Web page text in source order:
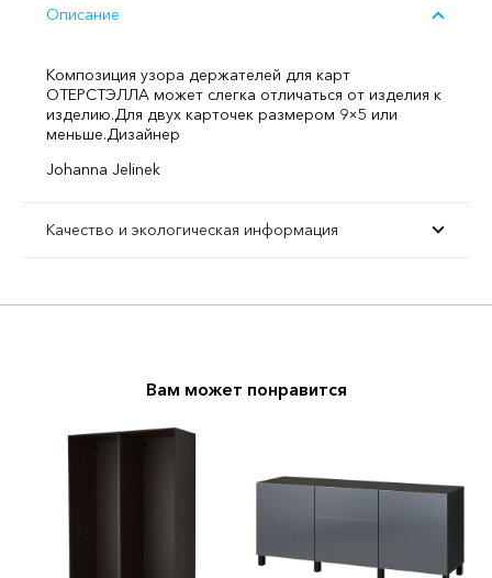
Описание
Композиция узора держателей для карт
ОТЕРСТЭЛЛА может слегка отличаться от изделия к
изделию.Для двух карточек размером 9×5 или
меньше.Дизайнер
Johanna Jelinek
Качество и экологическая информация
Вам может понравится